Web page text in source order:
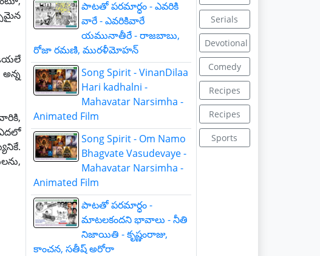
పాటతో పరమార్ధం - ఎవరికి
వారే - ఎవరికివారే
యమునాతీరే - రాజబాబు,
రోజా రమణి, మురళీమోహన్
Song Spirit - VinanDilaa
Hari kadhalni -
Mahavatar Narsimha -
Animated Film
Song Spirit - Om Namo
Bhagvate Vasudevaye -
Mahavatar Narsimha -
Animated Film
పాటతో పరమార్ధం -
మాటలకందని భావాలు - నీతి
నిజాయితి - కృష్ణంరాజు,
కాంచన, సతీష్ అరోరా
Serials
Devotional
Comedy
Recipes
Recipes
Sports